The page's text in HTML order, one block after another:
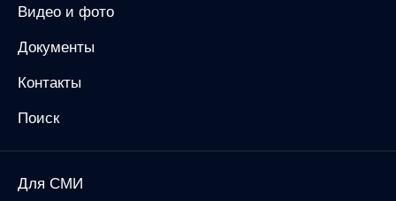
Видео и фото
Документы
Контакты
Поиск
Для СМИ